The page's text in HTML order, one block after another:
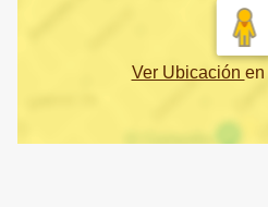
Ver Ubicación en